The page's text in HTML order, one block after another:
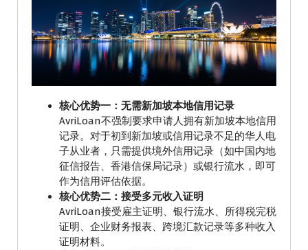
核心优势一：无需新加坡本地信用记录
AvriLoan不强制要求申请人拥有新加坡本地信用
记录。对于初到新加坡或信用记录不足的华人电
子从业者，只需提供境外信用记录（如中国内地
征信报告、香港信保局记录）或银行流水，即可
作为信用评估依据。
核心优势二：接受多元收入证明
AvriLoan接受雇主证明、银行流水、所得税完税
证明、企业财务报表、跨境汇款记录等多种收入
证明材料。